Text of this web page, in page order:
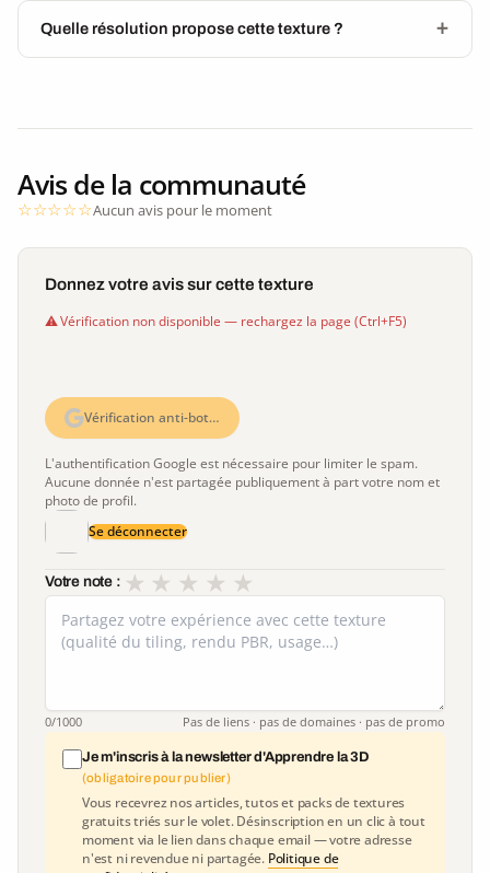
Quelle résolution propose cette texture ?
Avis de la communauté
Aucun avis pour le moment
Donnez votre avis sur cette texture
Vérification non disponible — rechargez la page (Ctrl+F5)
Vérification anti-bot…
L'authentification Google est nécessaire pour limiter le spam.
Aucune donnée n'est partagée publiquement à part votre nom et
photo de profil.
Se déconnecter
Votre note : ★
★
★
★
★
0/1000 Pas de liens · pas de domaines · pas de promo
Je m'inscris à la newsletter d'Apprendre la 3D
(obligatoire pour publier)
Vous recevrez nos articles, tutos et packs de textures
gratuits triés sur le volet. Désinscription en un clic à tout
moment via le lien dans chaque email — votre adresse
n'est ni revendue ni partagée. Politique de